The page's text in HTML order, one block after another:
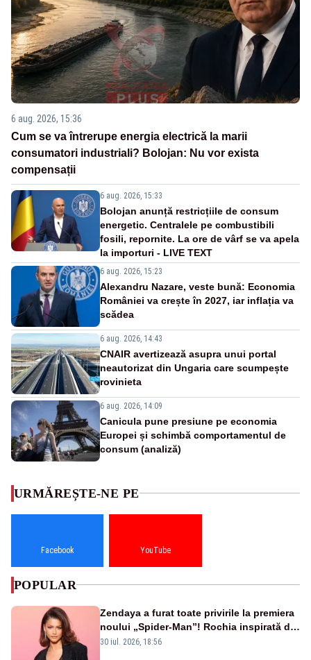
6 aug. 2026, 15:36
Cum se va întrerupe energia electrică la marii
consumatori industriali? Bolojan: Nu vor exista
compensații
6 aug. 2026, 15:33
Bolojan anunță restricțiile de consum
energetic. Centralele pe combustibili
fosili, repornite. La ore de vârf se va apela
la importuri - LIVE TEXT
6 aug. 2026, 15:23
Alexandru Nazare, veste bună: Economia
României va crește în 2027, iar inflația va
scădea
6 aug. 2026, 14:43
CNAIR avertizează asupra unui portal
neautorizat din Ungaria care scumpește
rovinieta
6 aug. 2026, 14:09
Canicula pune presiune pe economia
Europei și schimbă comportamentul de
consum (analiză)
URMĂREȘTE-NE PE
Facebook YouTube
POPULAR
Zendaya a furat toate privirile la premiera
noului „Spider-Man”! Rochia inspirată de
pânza de păianjen a făcut senzație
30 iul. 2026, 18:56